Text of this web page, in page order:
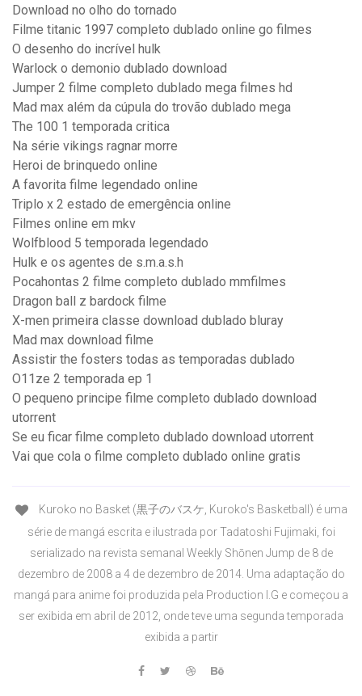
Download no olho do tornado
Filme titanic 1997 completo dublado online go filmes
O desenho do incrível hulk
Warlock o demonio dublado download
Jumper 2 filme completo dublado mega filmes hd
Mad max além da cúpula do trovão dublado mega
The 100 1 temporada critica
Na série vikings ragnar morre
Heroi de brinquedo online
A favorita filme legendado online
Triplo x 2 estado de emergência online
Filmes online em mkv
Wolfblood 5 temporada legendado
Hulk e os agentes de s.m.a.s.h
Pocahontas 2 filme completo dublado mmfilmes
Dragon ball z bardock filme
X-men primeira classe download dublado bluray
Mad max download filme
Assistir the fosters todas as temporadas dublado
O11ze 2 temporada ep 1
O pequeno principe filme completo dublado download
utorrent
Se eu ficar filme completo dublado download utorrent
Vai que cola o filme completo dublado online gratis
Kuroko no Basket (黒子のバスケ, Kuroko's Basketball) é uma
série de mangá escrita e ilustrada por Tadatoshi Fujimaki, foi
serializado na revista semanal Weekly Shōnen Jump de 8 de
dezembro de 2008 a 4 de dezembro de 2014. Uma adaptação do
mangá para anime foi produzida pela Production I.G e começou a
ser exibida em abril de 2012, onde teve uma segunda temporada
exibida a partir